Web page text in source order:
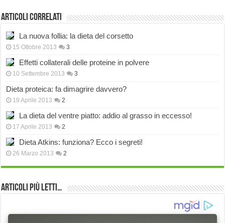
Articoli correlati
La nuova follia: la dieta del corsetto
15 Ottobre 2013 3
Effetti collaterali delle proteine in polvere
10 Settembre 2013 3
Dieta proteica: fa dimagrire davvero?
19 Aprile 2013 2
La dieta del ventre piatto: addio al grasso in eccesso!
17 Aprile 2013 2
Dieta Atkins: funziona? Ecco i segreti!
26 Marzo 2013 2
Articoli più Letti…